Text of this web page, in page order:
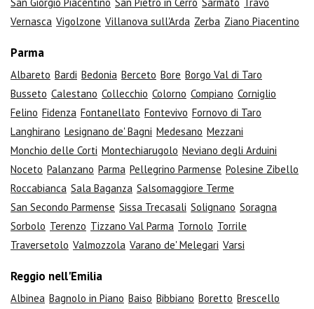
Vernasca Vigolzone Villanova sull'Arda Zerba Ziano Piacentino
Parma
Albareto Bardi Bedonia Berceto Bore Borgo Val di Taro
Busseto Calestano Collecchio Colorno Compiano Corniglio
Felino Fidenza Fontanellato Fontevivo Fornovo di Taro
Langhirano Lesignano de' Bagni Medesano Mezzani
Monchio delle Corti Montechiarugolo Neviano degli Arduini
Noceto Palanzano Parma Pellegrino Parmense Polesine Zibello
Roccabianca Sala Baganza Salsomaggiore Terme
San Secondo Parmense Sissa Trecasali Solignano Soragna
Sorbolo Terenzo Tizzano Val Parma Tornolo Torrile
Traversetolo Valmozzola Varano de' Melegari Varsi
Reggio nell'Emilia
Albinea Bagnolo in Piano Baiso Bibbiano Boretto Brescello